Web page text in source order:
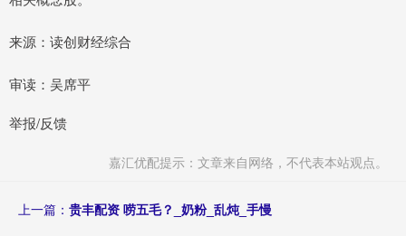
来源：读创财经综合
审读：吴席平
举报/反馈
嘉汇优配提示：文章来自网络，不代表本站观点。
上一篇： 贵丰配资 唠五毛？_奶粉_乱炖_手慢